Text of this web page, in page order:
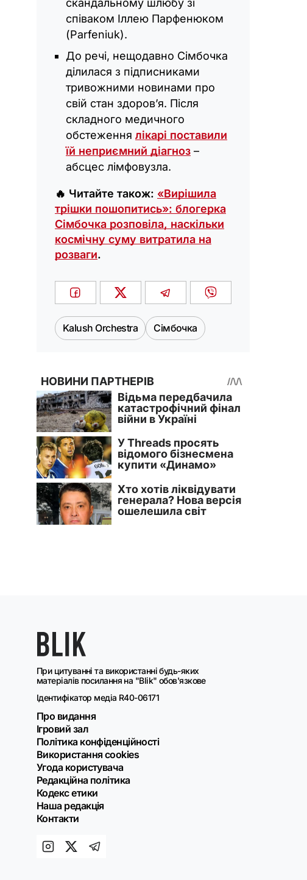
співаком Іллею Парфенюком
(Parfeniuk).
До речі, нещодавно Сімбочка
ділилася з підписниками
тривожними новинами про
свій стан здоров’я. Після
складного медичного
обстеження лікарі поставили
їй неприємний діагноз –
абсцес лімфовузла.
🔥 Читайте також: «Вирішила
трішки пошопитись»: блогерка
Сімбочка розповіла, наскільки
космічну суму витратила на
розваги.
Kalush Orchestra Сімбочка
При цитуванні та використанні будь-яких
матеріалів посилання на "Blik" обов'язкове
Ідентифікатор медіа R40-06171
Про видання
Ігровий зал
Політика конфіденційності
Використання cookies
Угода користувача
Редакційна політика
Кодекс етики
Наша редакція
Контакти